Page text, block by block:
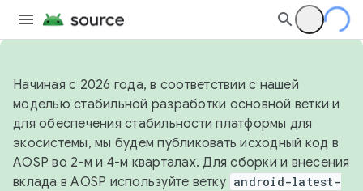
Начиная с 2026 года, в соответствии с нашей
моделью стабильной разработки основной ветки и
для обеспечения стабильности платформы для
экосистемы, мы будем публиковать исходный код в
AOSP во 2-м и 4-м кварталах. Для сборки и внесения
вклада в AOSP используйте ветку android-latest-